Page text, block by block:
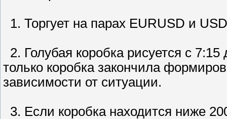
1. Торгует на парах EURUSD и
2. Голубая коробка рисуется с
только коробка закончила
зависимости от ситуации.
3. Если коробка находится ниже